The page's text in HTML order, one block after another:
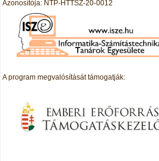
Azonosítója: NTP-HTTSZ-20-0012
A program megvalósítását támogatják: